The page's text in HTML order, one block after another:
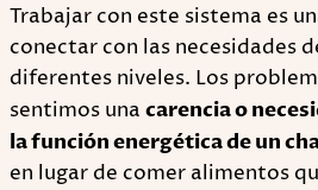
Trabajar con este sistema es
conectar con las necesidades
diferentes niveles. Los
sentimos una carencia o
la función energética de un
en lugar de comer alimentos